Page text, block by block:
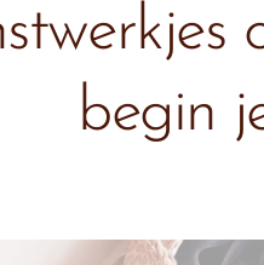
begin